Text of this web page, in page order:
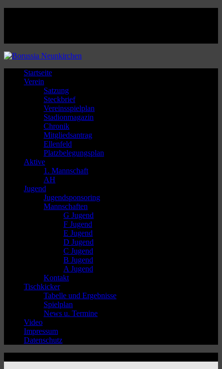
Startseite
Verein
Satzung
Steckbrief
Vereinsspielplan
Stadionmagazin
Chronik
Mitgliedsantrag
Ellenfeld
Platzbelegungsplan
Aktive
1. Mannschaft
AH
Jugend
Jugendsponsoring
Mannschaften
G Jugend
F Jugend
E Jugend
D Jugend
C Jugend
B Jugend
A Jugend
Kontakt
Tischkicker
Tabelle und Ergebnisse
Spielplan
News u. Termine
Video
Impressum
Datenschutz